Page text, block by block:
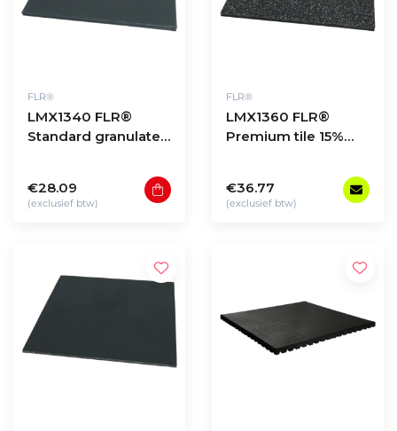
FLR®
LMX1340 FLR®
Standard granulate
€28.09
(exclusief btw)
FLR®
LMX1360 FLR®
Premium tile 15%
€36.77
(exclusief btw)